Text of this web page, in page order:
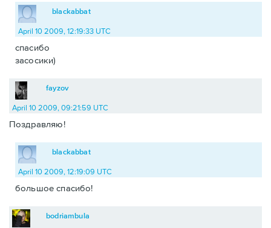
blackabbat
April 10 2009, 12:19:33 UTC
спасибо
засосики)
fayzov
April 10 2009, 09:21:59 UTC
Поздравляю!
blackabbat
April 10 2009, 12:19:09 UTC
большое спасибо!
bodriambula